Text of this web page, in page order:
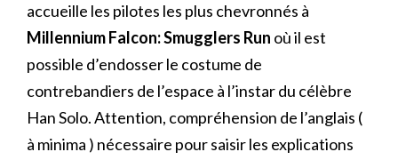
accueille les pilotes les plus chevronnés à
Millennium Falcon: Smugglers Run où il est
possible d’endosser le costume de
contrebandiers de l’espace à l’instar du célèbre
Han Solo. Attention, compréhension de l’anglais (
à minima ) nécessaire pour saisir les explications